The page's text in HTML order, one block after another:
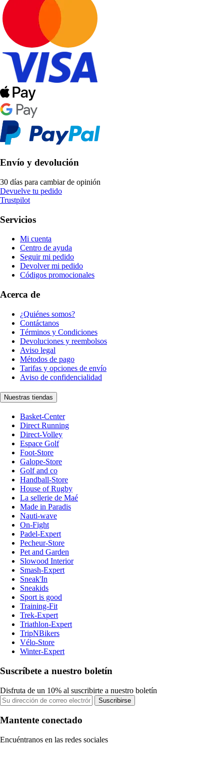
Envío y devolución
30 días para cambiar de opinión
Devuelve tu pedido
Trustpilot
Servicios
Mi cuenta
Centro de ayuda
Seguir mi pedido
Devolver mi pedido
Códigos promocionales
Acerca de
¿Quiénes somos?
Contáctanos
Términos y Condiciones
Devoluciones y reembolsos
Aviso legal
Métodos de pago
Tarifas y opciones de envío
Aviso de confidencialidad
Nuestras tiendas
Basket-Center
Direct Running
Direct-Volley
Espace Golf
Foot-Store
Galope-Store
Golf and co
Handball-Store
House of Rugby
La sellerie de Maé
Made in Paradis
Nauti-wave
On-Fight
Padel-Expert
Pecheur-Store
Pet and Garden
Slowood Interior
Smash-Expert
Sneak'In
Sneakids
Sport is good
Training-Fit
Trek-Expert
Triathlon-Expert
TripNBikers
Vélo-Store
Winter-Expert
Suscríbete a nuestro boletín
Disfruta de un 10% al suscribirte a nuestro boletín
Suscribirse
Mantente conectado
Encuéntranos en las redes sociales